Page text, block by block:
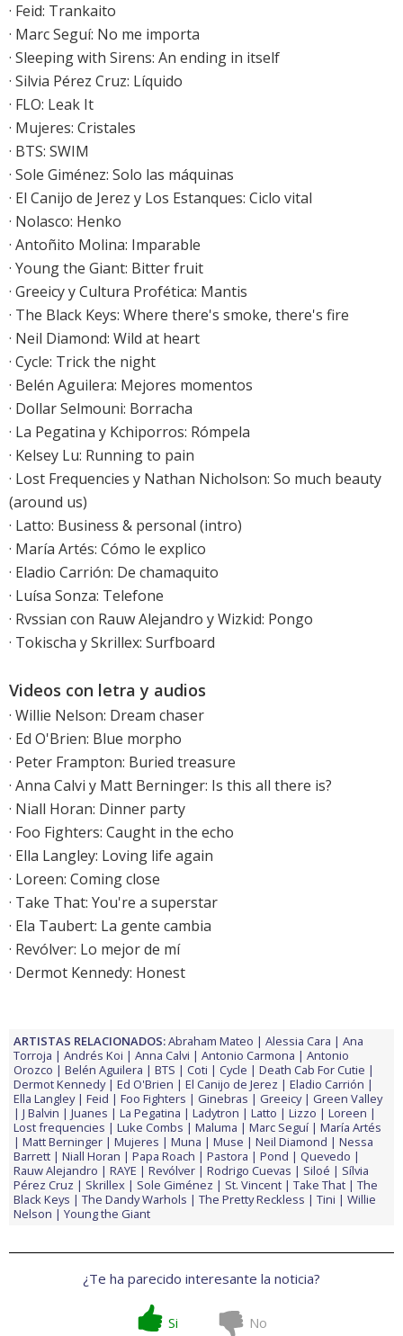
· Feid: Trankaito
· Marc Seguí: No me importa
· Sleeping with Sirens: An ending in itself
· Silvia Pérez Cruz: Líquido
· FLO: Leak It
· Mujeres: Cristales
· BTS: SWIM
· Sole Giménez: Solo las máquinas
· El Canijo de Jerez y Los Estanques: Ciclo vital
· Nolasco: Henko
· Antoñito Molina: Imparable
· Young the Giant: Bitter fruit
· Greeicy y Cultura Profética: Mantis
· The Black Keys: Where there's smoke, there's fire
· Neil Diamond: Wild at heart
· Cycle: Trick the night
· Belén Aguilera: Mejores momentos
· Dollar Selmouni: Borracha
· La Pegatina y Kchiporros: Rómpela
· Kelsey Lu: Running to pain
· Lost Frequencies y Nathan Nicholson: So much beauty
(around us)
· Latto: Business & personal (intro)
· María Artés: Cómo le explico
· Eladio Carrión: De chamaquito
· Luísa Sonza: Telefone
· Rvssian con Rauw Alejandro y Wizkid: Pongo
· Tokischa y Skrillex: Surfboard
Videos con letra y audios
· Willie Nelson: Dream chaser
· Ed O'Brien: Blue morpho
· Peter Frampton: Buried treasure
· Anna Calvi y Matt Berninger: Is this all there is?
· Niall Horan: Dinner party
· Foo Fighters: Caught in the echo
· Ella Langley: Loving life again
· Loreen: Coming close
· Take That: You're a superstar
· Ela Taubert: La gente cambia
· Revólver: Lo mejor de mí
· Dermot Kennedy: Honest
ARTISTAS RELACIONADOS:Abraham Mateo Alessia Cara
Ana
Torroja
Andrés Koi Anna Calvi Antonio Carmona
Antonio
Orozco
Belén Aguilera BTS Coti Cycle
Death Cab For Cutie
Dermot Kennedy
Ed O'Brien El Canijo de Jerez
Eladio Carrión
Ella Langley
Feid Foo Fighters Ginebras Greeicy
Green Valley
J Balvin
Juanes La Pegatina Ladytron Latto Lizzo
Loreen
Lost frequencies
Luke Combs Maluma Marc Seguí
María Artés
Matt Berninger
Mujeres Muna Muse Neil Diamond
Nessa
Barrett
Niall Horan Papa Roach Pastora Pond
Quevedo
Rauw Alejandro
RAYE Revólver Rodrigo Cuevas Siloé
Sílvia
Pérez Cruz
Skrillex Sole Giménez St. Vincent Take That
The
Black Keys
The Dandy Warhols The Pretty Reckless Tini
Willie
Nelson
Young the Giant
¿Te ha parecido interesante la noticia?
Si No